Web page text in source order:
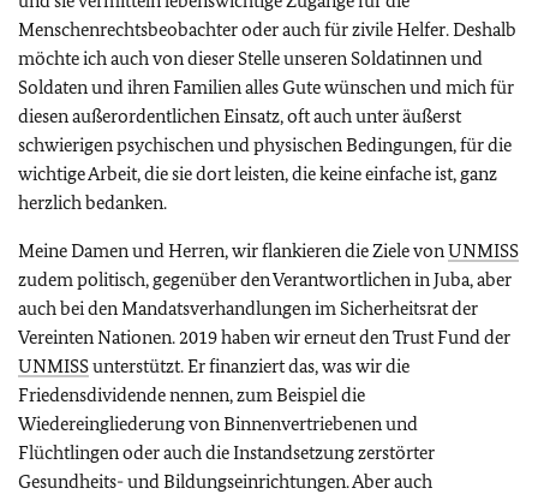
Menschenrechtsbeobachter oder auch für zivile Helfer. Deshalb
möchte ich auch von dieser Stelle unseren Soldatinnen und
Soldaten und ihren Familien alles Gute wünschen und mich für
diesen außerordentlichen Einsatz, oft auch unter äußerst
schwierigen psychischen und physischen Bedingungen, für die
wichtige Arbeit, die sie dort leisten, die keine einfache ist, ganz
herzlich bedanken.
Meine Damen und Herren, wir flankieren die Ziele vonUNMISS
zudem politisch, gegenüber den Verantwortlichen in Juba, aber
auch bei den Mandatsverhandlungen im Sicherheitsrat der
Vereinten Nationen. 2019 haben wir erneut den Trust Fund der
UNMISSunterstützt. Er finanziert das, was wir die
Friedensdividende nennen, zum Beispiel die
Wiedereingliederung von Binnenvertriebenen und
Flüchtlingen oder auch die Instandsetzung zerstörter
Gesundheits- und Bildungseinrichtungen. Aber auch